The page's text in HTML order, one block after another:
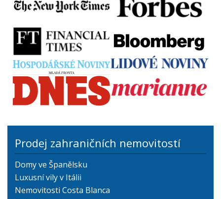
Prodej zahraničních nemovitostí
Domy ve Španělsku
Luxusní vily v Itálii
Nemovitosti Costa Blanca